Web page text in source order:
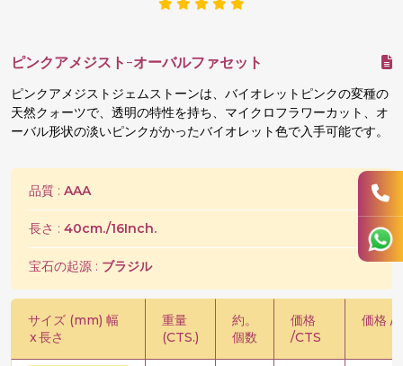
ピンクアメジスト-オーバルファセット
ピンクアメジストジェムストーンは、バイオレットピンクの変種の
天然クォーツで、透明の特性を持ち、マイクロフラワーカット、オ
ーバル形状の淡いピンクがかったバイオレット色で入手可能です。
品質 : AAA
長さ : 40cm./16Inch.
宝石の起源 : ブラジル
サイズ (mm) 幅
x長さ
重量
(CTS.)
約。
個数
価格
/CTS
価格 /